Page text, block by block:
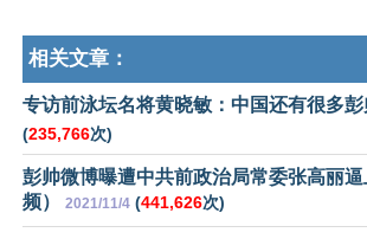
相关文章：
专访前泳坛名将黄晓敏：中国还有很多彭
(235,766次)
彭帅微博曝遭中共前政治局常委张高丽
频）
2021/11/4 (441,626次)